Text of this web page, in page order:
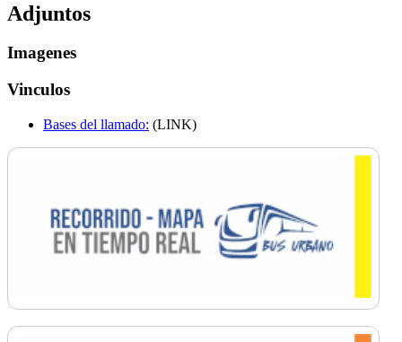
Adjuntos
Imagenes
Vinculos
Bases del llamado: (LINK)